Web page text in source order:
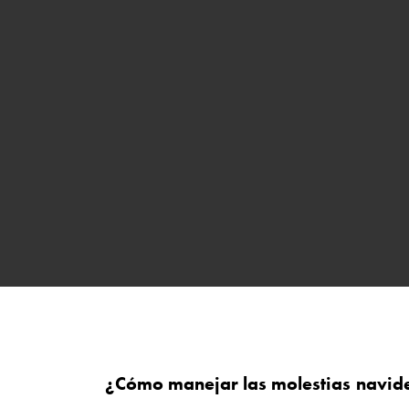
¿Cómo manejar las molestias